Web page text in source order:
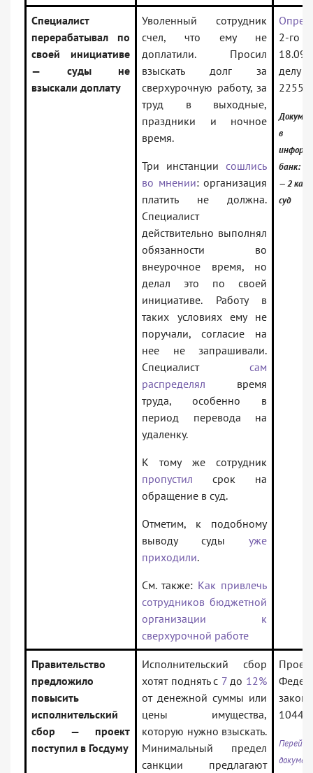
Специалист
перерабатывал по
своей инициативе
— суды не
взыскали доплату
Уволенный сотрудник
счел, что ему не
доплатили. Просил
взыскать долг за
сверхурочную работу, за
труд в выходные,
праздники и ночное
время.
Три инстанции сошлись
во мнении: организация
платить не должна.
Специалист
действительно выполнял
обязанности во
внеурочное время, но
делал это по своей
инициативе. Работу в
таких условиях ему не
поручали, согласие на
нее не запрашивали.
Специалист сам
распределял время
труда, особенно в
период перевода на
удаленку.
К тому же сотрудник
пропустил срок на
обращение в суд.
Отметим, к подобному
выводу суды уже
приходили.
См. также: Как привлечь
сотрудников бюджетной
организации к
сверхурочной работе
2-го
делу
в
банк:
— 2
суд
Правительство
предложило
повысить
исполнительский
сбор — проект
поступил в Госдуму
Исполнительский сбор
хотят поднять с 7до 12%
от денежной суммы или
цены имущества,
которую нужно взыскать.
Минимальный предел
санкции предлагают